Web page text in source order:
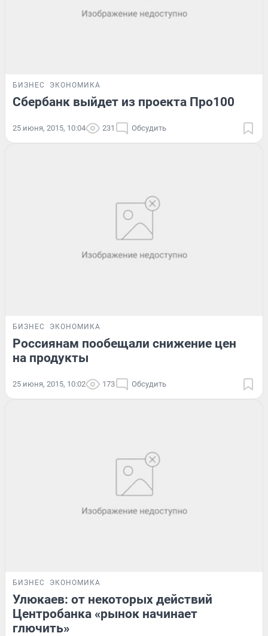
БИЗНЕС ЭКОНОМИКА
Сбербанк выйдет из проекта Про100
25 июня, 2015, 10:04 231 Обсудить
БИЗНЕС ЭКОНОМИКА
Россиянам пообещали снижение цен
на продукты
25 июня, 2015, 10:02 173 Обсудить
БИЗНЕС ЭКОНОМИКА
Улюкаев: от некоторых действий
Центробанка «рынок начинает
глючить»